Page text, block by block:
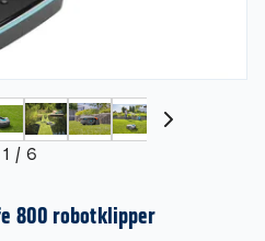
1 / 6
800 robotklipper